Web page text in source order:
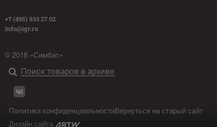
+7 (495) 933 27 02
info@igr.ru
© 2018 «Симбат»
Политика конфиденциальностиВернуться на старый сайт
Дизайн сайта